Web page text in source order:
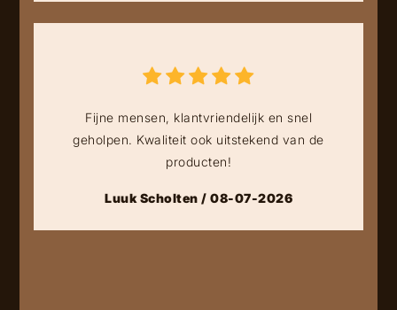
Fijne mensen, klantvriendelijk en snel
geholpen. Kwaliteit ook uitstekend van de
producten!
Luuk Scholten / 08-07-2026